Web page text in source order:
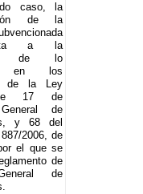
caso, la
de la
a la
de lo
en los
de la Ley
17 de
de
y 68 del
2006, de
el que se
de
de